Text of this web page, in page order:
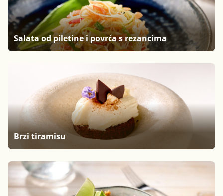
Salata od piletine i povrća s rezancima
Brzi tiramisu